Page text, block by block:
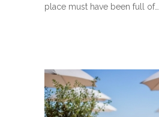
place must have been full of…